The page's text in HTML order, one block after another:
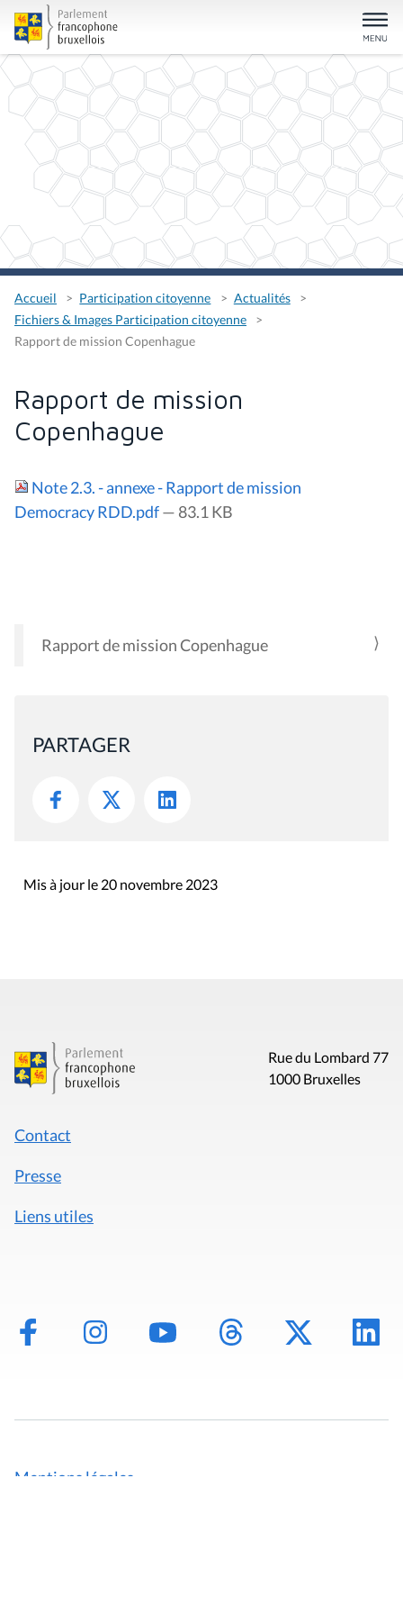
Accueil Participation citoyenne
Actualités
Fichiers & Images Participation citoyenne
Rapport de mission Copenhague
Rapport de mission
Copenhague
Note 2.3. - annexe - Rapport de mission
Democracy RDD.pdf— 83.1 KB
N
G
T
Rapport de mission Copenhague
PARTAGER
Mis à jour le 20 novembre 2023
Rue du Lombard 77
1000 Bruxelles
Contact
Presse
Liens utiles
Mentions légales